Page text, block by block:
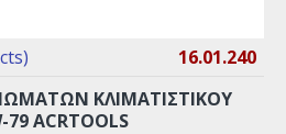
16.01.240
ΚΛΙΜΑΤΙΣΤΙΚΟΎ
79 ACRTOOLS